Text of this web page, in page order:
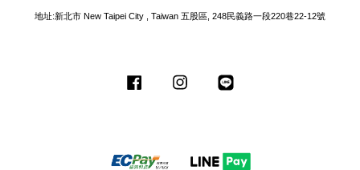
地址:新北市 New Taipei City , Taiwan 五股區, 248民義路一段220巷22-12號
Facebook Instagram